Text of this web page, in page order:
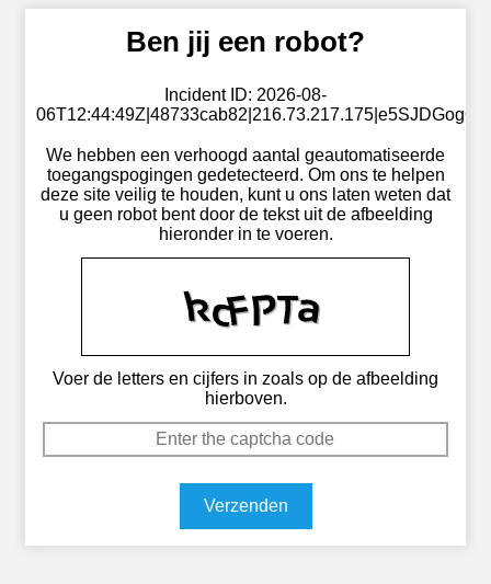
Ben jij een robot?
Incident ID: 2026-08-
06T12:44:49Z|48733cab82|216.73.217.175|e5SJDGogOm
We hebben een verhoogd aantal geautomatiseerde
toegangspogingen gedetecteerd. Om ons te helpen
deze site veilig te houden, kunt u ons laten weten dat
u geen robot bent door de tekst uit de afbeelding
hieronder in te voeren.
Voer de letters en cijfers in zoals op de afbeelding
hierboven.